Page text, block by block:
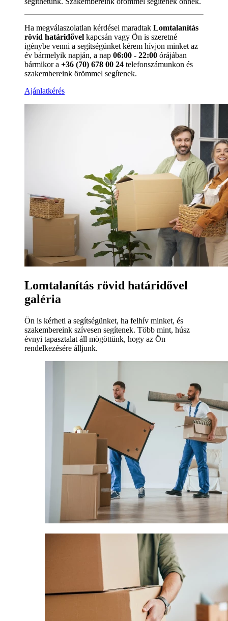
Ha megválaszolatlan kérdései maradtak Lomtalanítás
rövid határidővel kapcsán vagy Ön is szeretné
igénybe venni a segítségünket kérem hívjon minket az
év bármelyik napján, a nap 06:00 - 22:00 órájában
bármikor a +36 (70) 678 00 24 telefonszámunkon és
szakembereink örömmel segítenek.
Ajánlatkérés
Lomtalanítás rövid határidővel
galéria
Ön is kérheti a segítségünket, ha felhív minket, és
szakembereink szívesen segítenek. Több mint, húsz
évnyi tapasztalat áll mögöttünk, hogy az Ön
rendelkezésére álljunk.